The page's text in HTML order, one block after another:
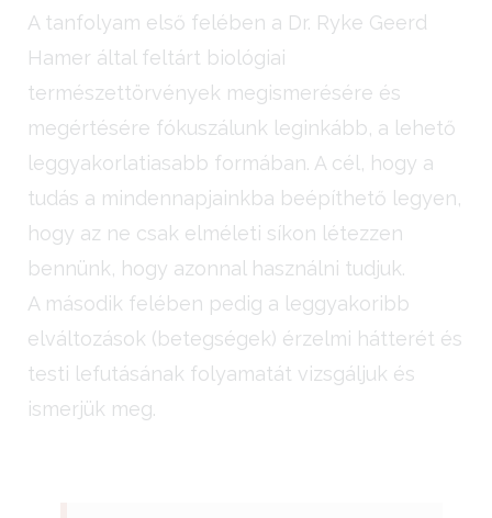
A tanfolyam első felében a Dr. Ryke Geerd
Hamer által feltárt biológiai
természettörvények megismerésére és
megértésére fókuszálunk leginkább, a lehető
leggyakorlatiasabb formában. A cél, hogy a
tudás a mindennapjainkba beépíthető legyen,
hogy az ne csak elméleti síkon létezzen
bennünk, hogy azonnal használni tudjuk.
A második felében pedig a leggyakoribb
elváltozások (betegségek) érzelmi hátterét és
testi lefutásának folyamatát vizsgáljuk és
ismerjük meg.